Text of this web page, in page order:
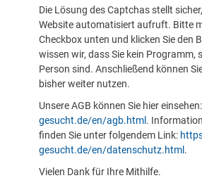
Die Lösung des Captchas stellt
Website automatisiert aufruft. Bitte
Checkbox unten und klicken Sie den
wissen wir, dass Sie kein Programm,
Person sind. Anschließend können
bisher weiter nutzen.
Unsere AGB können Sie hier einsehen:
gesucht.de/en/agb.html .
finden Sie unter folgendem Link:
gesucht.de/en/datenschutz.html .
Vielen Dank für Ihre Mithilfe.